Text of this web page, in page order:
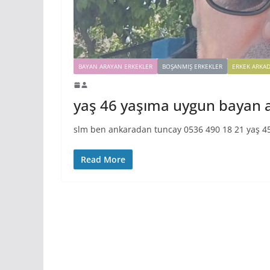
BAYAN ARAYAN ERKEKLER BOŞANMIŞ ERKEKLER ERKEK
yaş 46 yaşıma uygun bayan
slm ben ankaradan tuncay 0536 490 18 21 yaş
Read More